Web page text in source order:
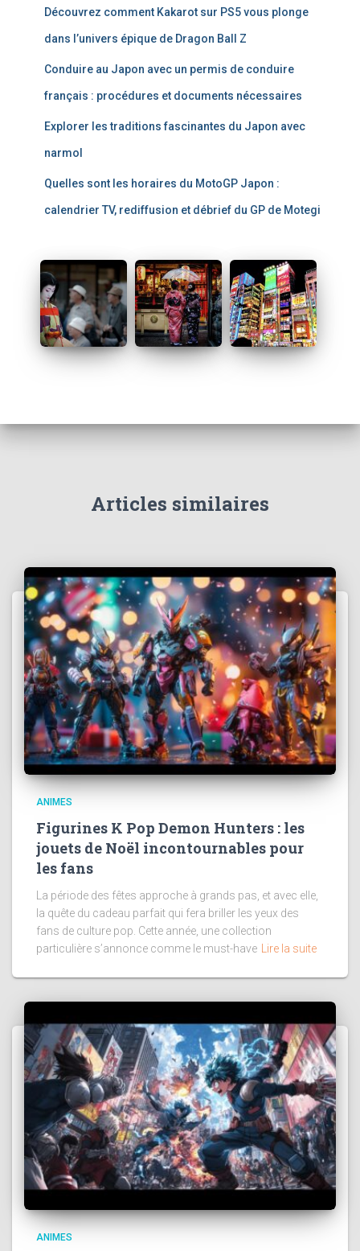
Découvrez comment Kakarot sur PS5 vous plonge
dans l’univers épique de Dragon Ball Z
Conduire au Japon avec un permis de conduire
français : procédures et documents nécessaires
Explorer les traditions fascinantes du Japon avec
narmol
Quelles sont les horaires du MotoGP Japon :
calendrier TV, rediffusion et débrief du GP de Motegi
Articles similaires
ANIMES
Figurines K Pop Demon Hunters : les
jouets de Noël incontournables pour
les fans
La période des fêtes approche à grands pas, et avec elle,
la quête du cadeau parfait qui fera briller les yeux des
fans de culture pop. Cette année, une collection
particulière s’annonce comme le must-have
Lire la suite
ANIMES